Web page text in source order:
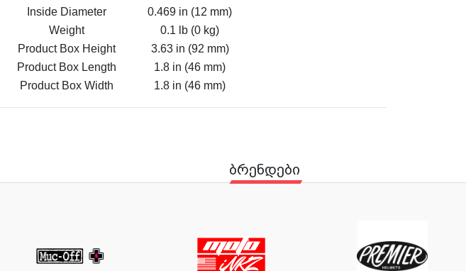
Inside Diameter
0.469 in (12 mm)
Weight
0.1 lb (0 kg)
Product Box Height
3.63 in (92 mm)
Product Box Length
1.8 in (46 mm)
Product Box Width
1.8 in (46 mm)
ბრენდები